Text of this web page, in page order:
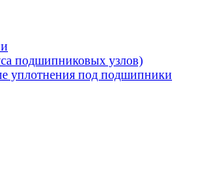
подшипниковых узлов)
уплотнения под подшипники